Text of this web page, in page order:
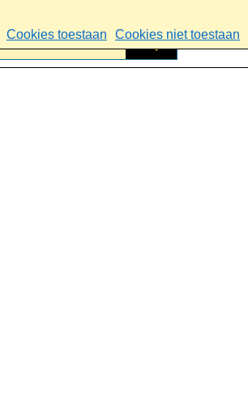
Cookies toestaan
Cookies niet toestaan